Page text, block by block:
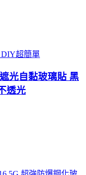
DIY超簡單
光自黏玻璃貼 黑
透光